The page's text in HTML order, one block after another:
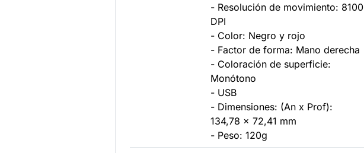
- Resolución de movimiento: 8100
DPI
- Color: Negro y rojo
- Factor de forma: Mano derecha
- Coloración de superficie:
Monótono
- USB
- Dimensiones: (An x Prof):
134,78 x 72,41 mm
- Peso: 120g